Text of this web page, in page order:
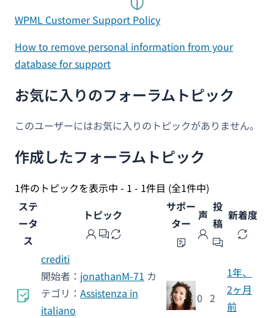
お気に入りのフォーラムトピック
このユーザーにはお気に入りのトピックがありません。
作成したフォーラムトピック
1件のトピックを表示中 - 1 - 1件目 (全1件中)
ステ
ータ
ス
トピック
サポー
ター
声
投
稿
新着度
crediti
開始者： jonathanM-71 カ
テゴリ： Assistenza in
italiano
0 2
1年、
2ヶ月
前
WPML Customer Support Policy
How to remove personal information from your
database for support